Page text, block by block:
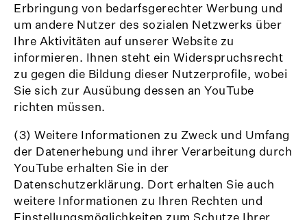
Erbringung von bedarfsgerechter Werbung und
um andere Nutzer des sozialen Netzwerks über
Ihre Aktivitäten auf unserer Website zu
informieren. Ihnen steht ein Widerspruchsrecht
zu gegen die Bildung dieser Nutzerprofile, wobei
Sie sich zur Ausübung dessen an YouTube
richten müssen.
(3) Weitere Informationen zu Zweck und Umfang
der Datenerhebung und ihrer Verarbeitung durch
YouTube erhalten Sie in der
Datenschutzerklärung. Dort erhalten Sie auch
weitere Informationen zu Ihren Rechten und
Einstellungsmöglichkeiten zum Schutze Ihrer